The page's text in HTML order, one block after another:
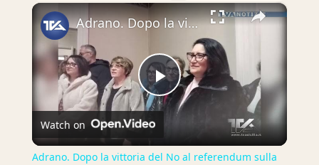
×
Play
Video
Adrano. Dopo la vittoria del No al referendum sulla giustizia, il M5S esulta e dice “La Costituzione
Watch on
Adrano. Dopo la vittoria del No al referendum sulla